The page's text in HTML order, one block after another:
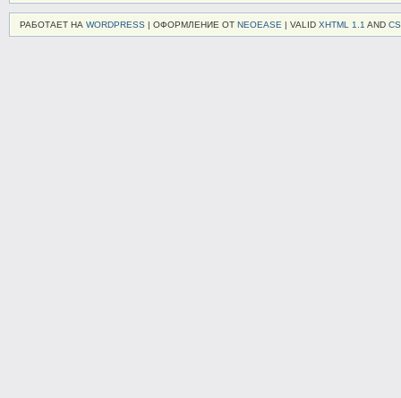
РАБОТАЕТ НА WORDPRESS | ОФОРМЛЕНИЕ ОТ NEOEASE | VALID XHTML 1.1 AND